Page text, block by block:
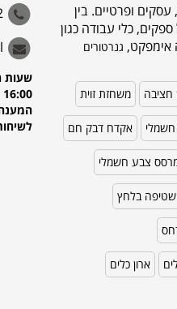
16:00
ופרטיים. בין
כלי עבודה כגון
אימפקט, גנרטורים
חציבה משחזת זוית
אקדח דבק חם
צבע חשמלי
שטיפה בלחץ
ארון כלים